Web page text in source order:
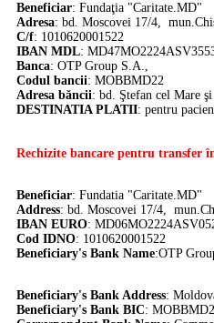
Beneficiar: Fundaţia "Caritate.MD"
Adresa: bd. Moscovei 17/4,
C/f: 1010620001522
IBAN MDL:
Banca: OTP Group S.A.,
Codul bancii: MOBBMD22
Adresa băncii: bd. Ştefan cel Mare
DESTINATIA PLATII: pentru
Rechizite bancare pentru transfer
Beneficiar: Fundatia "Caritate.MD"
Address: bd. Moscovei 17/4,
IBAN EURO:
Cod IDNO: 1010620001522
Beneficiary's Bank Name:OTP
Beneficiary's Bank Address:
Beneficiary's Bank BIC: